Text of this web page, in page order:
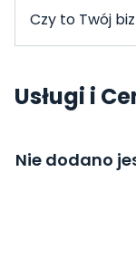
Czy to Twój
Usługi i
Nie dodano